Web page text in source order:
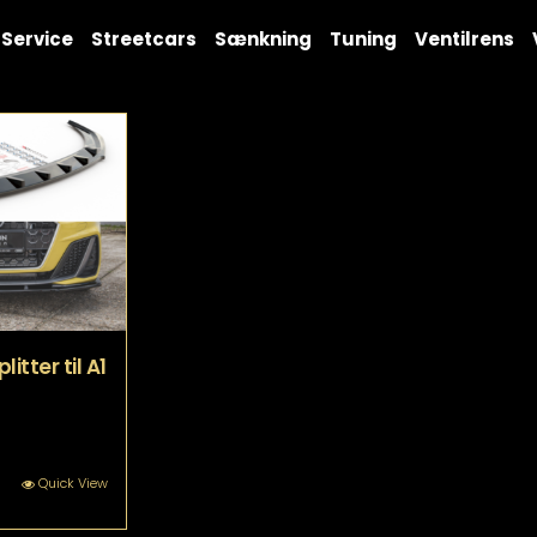
Service Streetcars Sænkning Tuning Ventilrens
til A1
Quick View